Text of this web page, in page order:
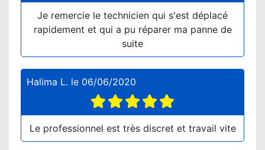
Je remercie le technicien qui s'est déplacé
rapidement et qui a pu réparer ma panne de
suite
Halima L. le 06/06/2020
Le professionnel est très discret et travail vite